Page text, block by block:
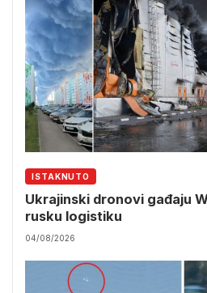
ISTAKNUTO
Ukrajinski dronovi gađaju
rusku logistiku
04/08/2026